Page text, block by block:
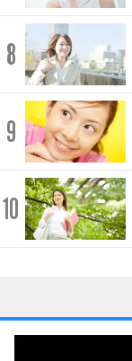
8
9
10
1